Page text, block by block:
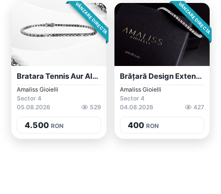
VÂNZARE DIRECTA
Bratara Tennis Aur Alb 18 Kt Diamante Ne...
Amaliss Gioielli
Sector 4
05.08.2026
529
4.500 RON
VÂNZARE DIRECTA
Brățară Design Extensibil - Argint Rodia...
Amaliss Gioielli
Sector 4
04.08.2026
427
400 RON